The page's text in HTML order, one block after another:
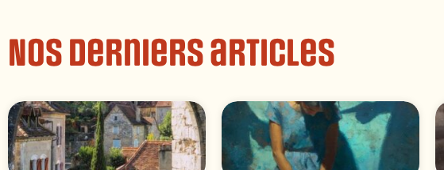
Nos derniers articles